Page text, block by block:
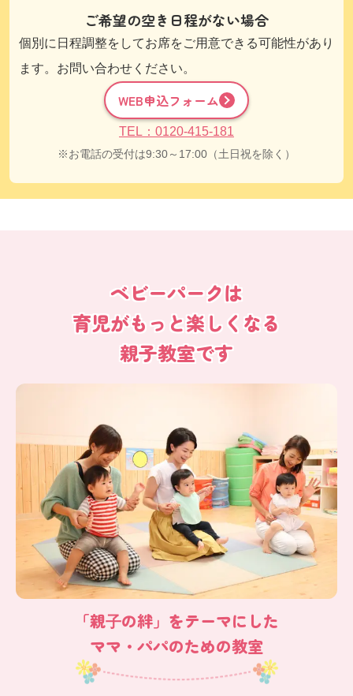
ご希望の空き日程がない場合
個別に日程調整をしてお席をご用意できる可能性があり
ます。お問い合わせください。
WEB申込フォーム
TEL：0120-415-181
お電話の受付は9:30～17:00（土日祝を除く）
ベビーパークは
育児がもっと楽しくなる
親子教室です
「親⼦の絆」をテーマにした
ママ・パパのための教室